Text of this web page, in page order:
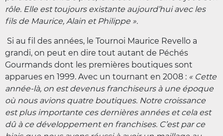
rôle. Elle est toujours existante aujourd’hui avec les
fils de Maurice, Alain et Philippe ».
Si au fil des années, le Tournoi Maurice Revello a
grandi, on peut en dire tout autant de Péchés
Gourmands dont les premières boutiques sont
apparues en 1999. Avec un tournant en 2008 : « Cette
année-là, on est devenus franchiseurs à une époque
où nous avions quatre boutiques. Notre croissance
est plus importante ces dernières années et cela est
dû à ce développement en franchises. C’est par ce